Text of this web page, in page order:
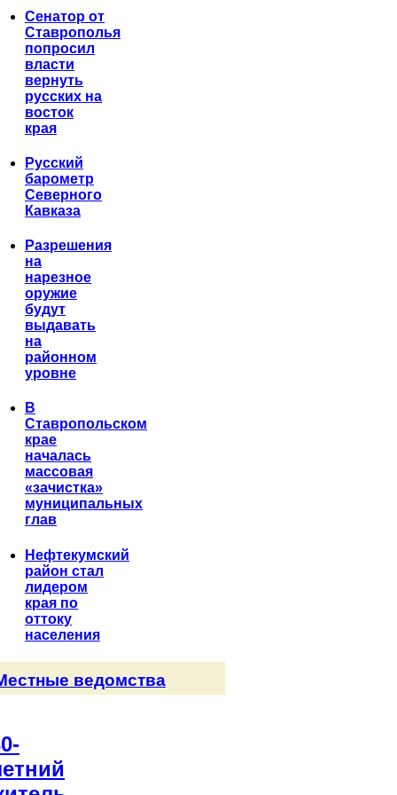
Сенатор от
Ставрополья
попросил
власти
вернуть
русских на
восток
края
Русский
барометр
Северного
Кавказа
Разрешения
на
нарезное
оружие
будут
выдавать
на
районном
уровне
В
Ставропольском
крае
началась
массовая
«зачистка»
муниципальных
глав
Нефтекумский
район стал
лидером
края по
оттоку
населения
ведомства